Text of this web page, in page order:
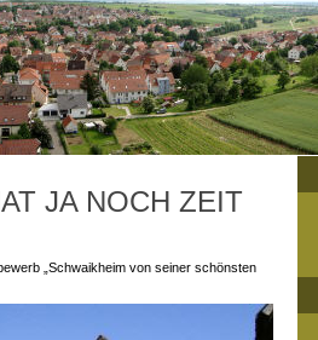
JA NOCH ZEIT
„Schwaikheim von seiner schönsten